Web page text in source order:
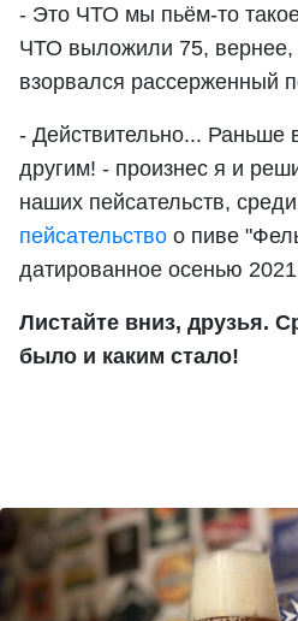
- Это ЧТО мы пьём-то
ЧТО выложили 75, вернее,
взорвался рассерженный
- Действительно... Раньше
другим! - произнес я и
наших пейсательств,
пейсательство о пиве
датированное осенью
Листайте вниз, друзья.
было и каким стало!